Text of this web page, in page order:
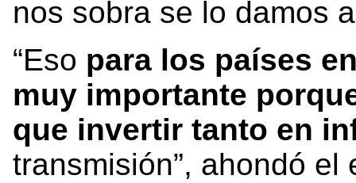
nos sobra se lo damos
“Eso para los países
muy importante
que invertir tanto en
transmisión”, ahondó el